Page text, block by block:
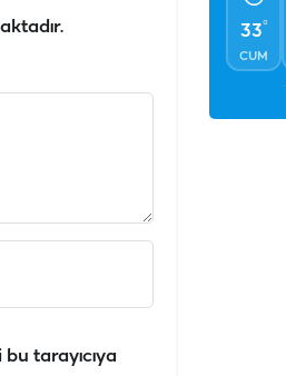
tarayıcıya
33°
CUM